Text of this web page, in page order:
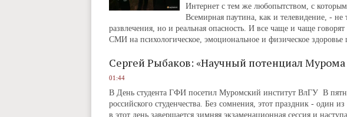
Интернет с тем же любопытством, с
Всемирная паутина, как и телевидение, -
развлечения, но и реальная опасность. И все чаще и чаще
СМИ на психологическое, эмоциональное и физическое здоровье
Сергей Рыбаков: «Научный потенциал
01:44
В День студента ГФИ посетил Муромский институт ВлГУ В
российского студенчества. Без сомнения, этот праздник - один
в этот день завершается зимняя экзаменационная сессия и